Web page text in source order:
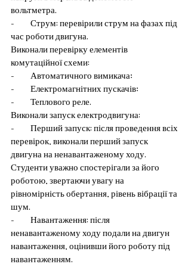
вольтметра.
-         Струм: перевірили струм на фазах під
час роботи двигуна.
Виконали перевірку елементів
комутаційної схеми:
-         Автоматичного вимикача;
-         Електромагнітних пускачів;
-         Теплового реле.
Виконали запуск електродвигуна:
-         Перший запуск: після проведення всіх
перевірок, виконали перший запуск
двигуна на ненавантаженому ходу.
Студенти уважно спостерігали за його
роботою, звертаючи увагу на
рівномірність обертання, рівень вібрації та
шум.
-         Навантаження: після
ненавантаженому ходу подали на двигун
навантаження, оцінивши його роботу під
навантаженням.